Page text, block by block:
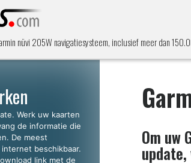
nüvi 205W navigatiesysteem, inclusief meer dan
Werk uw kaarten
de informatie die
De meest
beschikbaar.
link met de
Om uw